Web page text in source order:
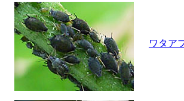
ワタア